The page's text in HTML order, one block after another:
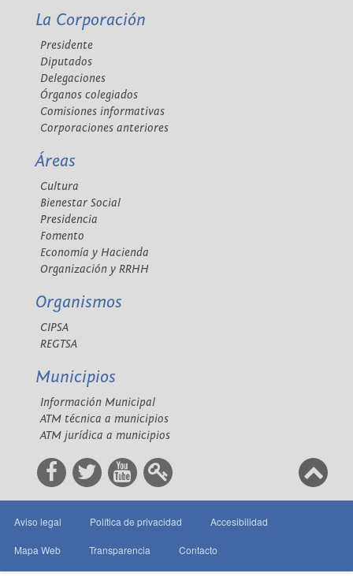
La Corporación
Presidente
Diputados
Delegaciones
Órganos colegiados
Comisiones informativas
Corporaciones anteriores
Áreas
Cultura
Bienestar Social
Presidencia
Fomento
Economía y Hacienda
Organización y RRHH
Organismos
CIPSA
REGTSA
Municipios
Información Municipal
ATM técnica a municipios
ATM jurídica a municipios
Aviso legal Política de privacidad Accesibilidad
Mapa Web Transparencia Contacto